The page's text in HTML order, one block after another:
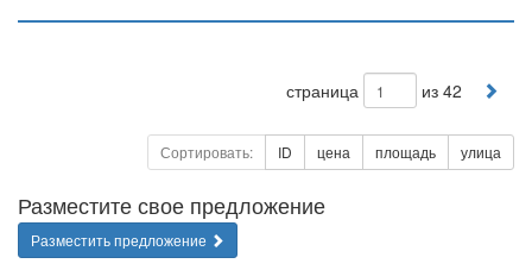
страница из 42
Сортировать: ID цена площадь улица
Разместите свое предложение
Разместить предложение